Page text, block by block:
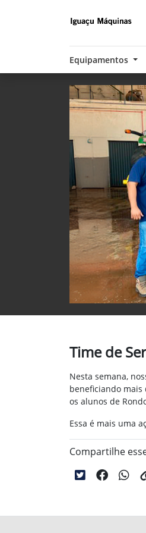
Equipamentos
Time de
Nesta semana,
beneficiando mais
os alunos de
Essa é mais uma
Compartilhe